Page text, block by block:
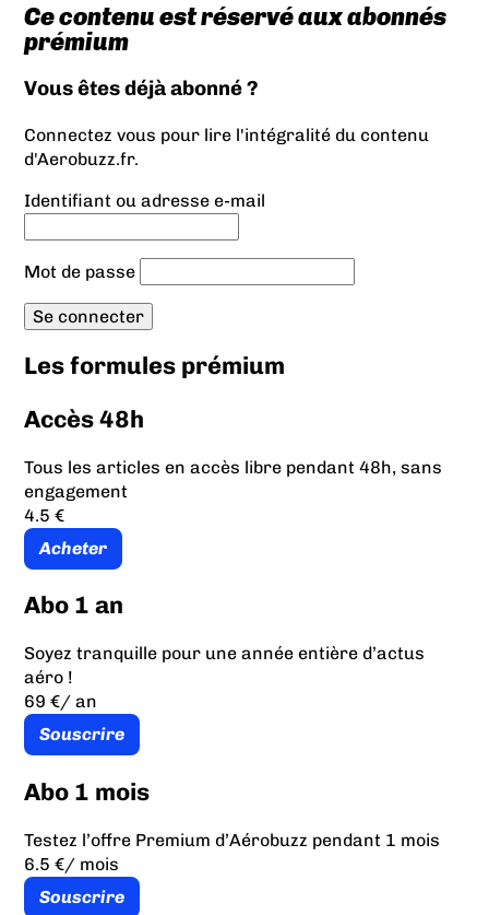
Ce contenu est réservé aux abonnés
prémium
Vous êtes déjà abonné ?
Connectez vous pour lire l'intégralité du contenu
d'Aerobuzz.fr.
Identifiant ou adresse e-mail
Mot de passe
Les formules prémium
Accès 48h
Tous les articles en accès libre pendant 48h, sans
engagement
4.5 €
Acheter
Abo 1 an
Soyez tranquille pour une année entière d’actus
aéro !
69 €/ an
Souscrire
Abo 1 mois
Testez l’offre Premium d’Aérobuzz pendant 1 mois
6.5 €/ mois
Souscrire